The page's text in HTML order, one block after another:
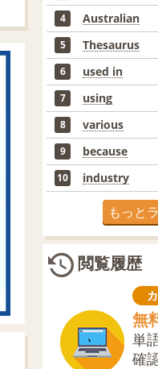
4 Australian
5 Thesaurus
6 used in
7 using
8 various
9 because
10 industry
もっと
閲覧履歴
無
単
確